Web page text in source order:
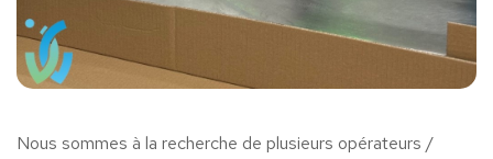
Nous sommes à la recherche de plusieurs opérateurs /